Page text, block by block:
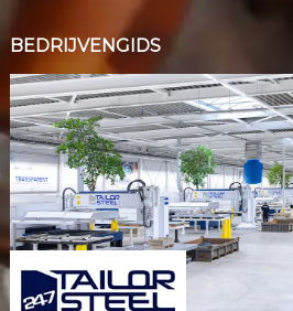
BEDRIJVENGIDS